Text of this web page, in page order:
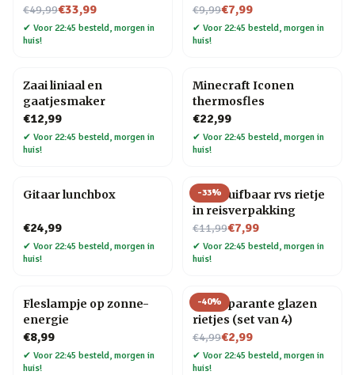
€49,99
Nu voor€33,99
✔ Voor 22:45 besteld, morgen in
huis!
€9,99
Nu voor€7,99
✔ Voor 22:45 besteld, morgen in
huis!
Zaai liniaal en
gaatjesmaker
€12,99
✔ Voor 22:45 besteld, morgen in
huis!
Minecraft Iconen
thermosfles
€22,99
✔ Voor 22:45 besteld, morgen in
huis!
Gitaar lunchbox
€24,99
✔ Voor 22:45 besteld, morgen in
huis!
-33%
Uitschuifbaar rvs rietje
in reisverpakking
€11,99
Nu voor€7,99
✔ Voor 22:45 besteld, morgen in
huis!
Fleslampje op zonne-
energie
€8,99
✔ Voor 22:45 besteld, morgen in
huis!
-40%
Transparante glazen
rietjes (set van 4)
€4,99
Nu voor€2,99
✔ Voor 22:45 besteld, morgen in
huis!